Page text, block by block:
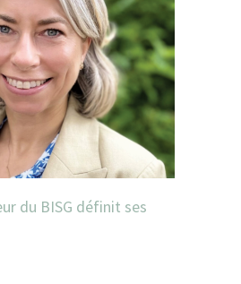
du BISG définit ses